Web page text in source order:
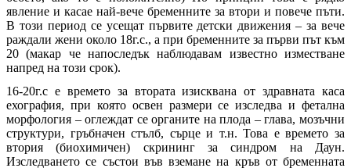
явление и касае най-вече бременните за втори и повече пъти.
В този период се усещат първите детски движения – за вече
раждали жени около 18г.с., а при бременните за първи път към
20 (макар че напоследък наблюдавам известно изместване
напред на този срок).
16-20г.с е времето за втората изисквана от здравната каса
ехография, при която освен размери се изследва и фетална
морфология – оглеждат се органите на плода – глава, мозъчни
структури, гръбначен стълб, сърце и т.н. Това е времето за
втория (биохимичен) скрининг за синдром на Даун.
Изследването се състои във вземане на кръв от бременната